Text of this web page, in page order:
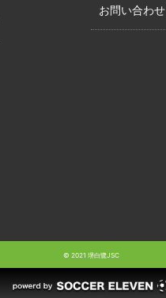
お問い合わせ
© 2021 堺白鷺JSC